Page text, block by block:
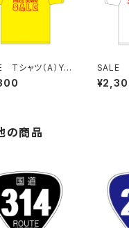
Tシャツ（A）Ye
SALE T
hite
の商品